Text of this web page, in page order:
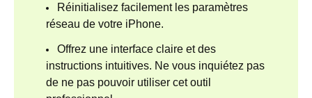
Réinitialisez facilement les paramètres
réseau de votre iPhone.
Offrez une interface claire et des
instructions intuitives. Ne vous inquiétez pas
de ne pas pouvoir utiliser cet outil